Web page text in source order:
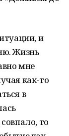
и
Жизнь
мне
как-то
в
то